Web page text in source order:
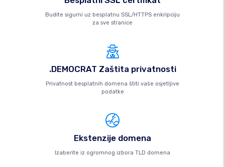
Budite sigurni uz besplatnu SSL/HTTPS enkripciju
za sve stranice
.DEMOCRAT Zaštita privatnosti
Privatnost besplatnih domena štiti vaše osjetljive
podatke
Ekstenzije domena
Izaberite iz ogromnog izbora TLD domena